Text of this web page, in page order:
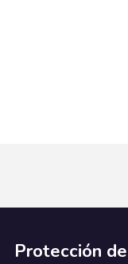
Protección